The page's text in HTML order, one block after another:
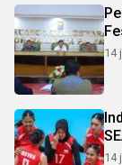
14
14